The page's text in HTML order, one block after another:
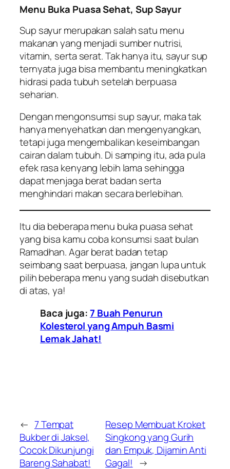
Menu Buka Puasa Sehat, Sup Sayur
Sup sayur merupakan salah satu menu
makanan yang menjadi sumber nutrisi,
vitamin, serta serat. Tak hanya itu, sayur sup
ternyata juga bisa membantu meningkatkan
hidrasi pada tubuh setelah berpuasa
seharian.
Dengan mengonsumsi sup sayur, maka tak
hanya menyehatkan dan mengenyangkan,
tetapi juga mengembalikan keseimbangan
cairan dalam tubuh. Di samping itu, ada pula
efek rasa kenyang lebih lama sehingga
dapat menjaga berat badan serta
menghindari makan secara berlebihan.
Itu dia beberapa menu buka puasa sehat
yang bisa kamu coba konsumsi saat bulan
Ramadhan. Agar berat badan tetap
seimbang saat berpuasa, jangan lupa untuk
pilih beberapa menu yang sudah disebutkan
di atas, ya!
Baca juga:7 Buah Penurun
Kolesterol yang Ampuh Basmi
Lemak Jahat!
← 7 Tempat
Bukber di Jaksel,
Cocok Dikunjungi
Bareng Sahabat!
Resep Membuat Kroket
Singkong yang Gurih
dan Empuk, Dijamin Anti
Gagal! →